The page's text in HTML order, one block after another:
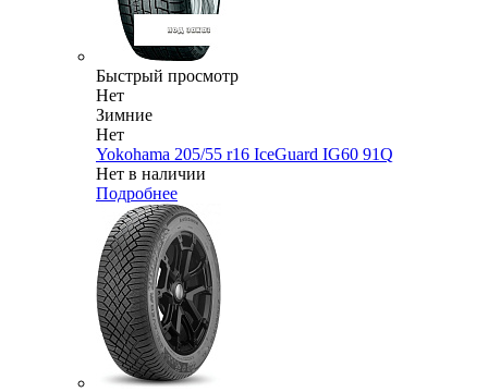
Быстрый просмотр
Нет
Зимние
Нет
Yokohama 205/55 r16 IceGuard IG60 91Q
Нет в наличии
Подробнее